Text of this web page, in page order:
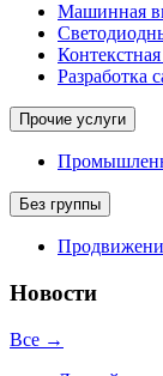
Машинная
Разработка
Прочие услуги
Без группы
Новости
Все →